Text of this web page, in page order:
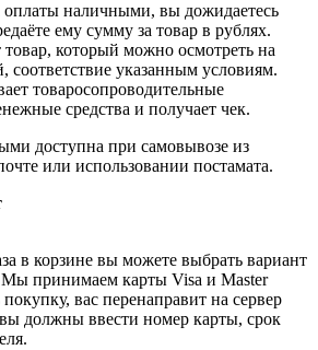
наличными, вы дожидаетесь
ему сумму за товар в рублях.
товар, который можно осмотреть на
соответствие указанным условиям.
товаросопроводительные
средства и получает чек.
доступна при самовывозе из
или использовании постамата.
в корзине вы можете выбрать вариант
принимаем карты Visa и Master
вас перенаправит на сервер
должны ввести номер карты, срок